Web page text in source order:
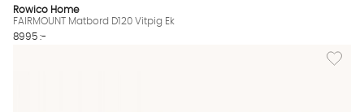
Rowico Home
FAIRMOUNT Matbord D120 Vitpig Ek
8995 :-
Lägg